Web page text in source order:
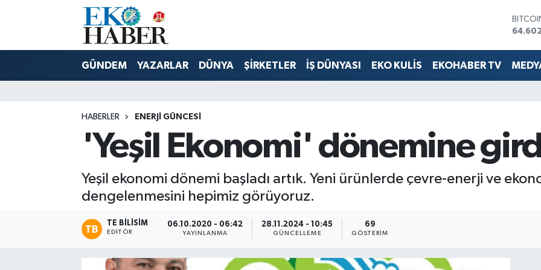
DOLAR
GÜNDEM YAZARLAR DÜNYA ŞİRKETLER İŞ DÜNYASI EKO KULİS EKOHABER TV
HABERLER ENERJI GÜNCESI
'Yeşil Ekonomi' dönemine
Yeşil ekonomi dönemi başladı artık. Yeni ürünlerde çevre-enerji ve
dengelenmesini hepimiz görüyoruz.
TE BILISIM
EDITÖR
06.10.2020 - 06:42
YAYINLANMA
28.11.2024 - 10:45
GÜNCELLEME
69
GÖSTERIM
Hava Durumu
Tüm Manşetler
Haber Arşivi